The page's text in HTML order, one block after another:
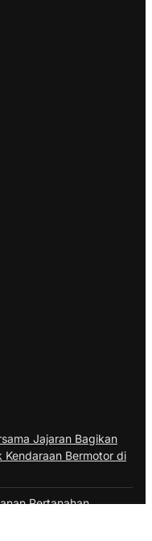
Jajaran Bagikan
Kendaraan Bermotor di
Pertanahan,